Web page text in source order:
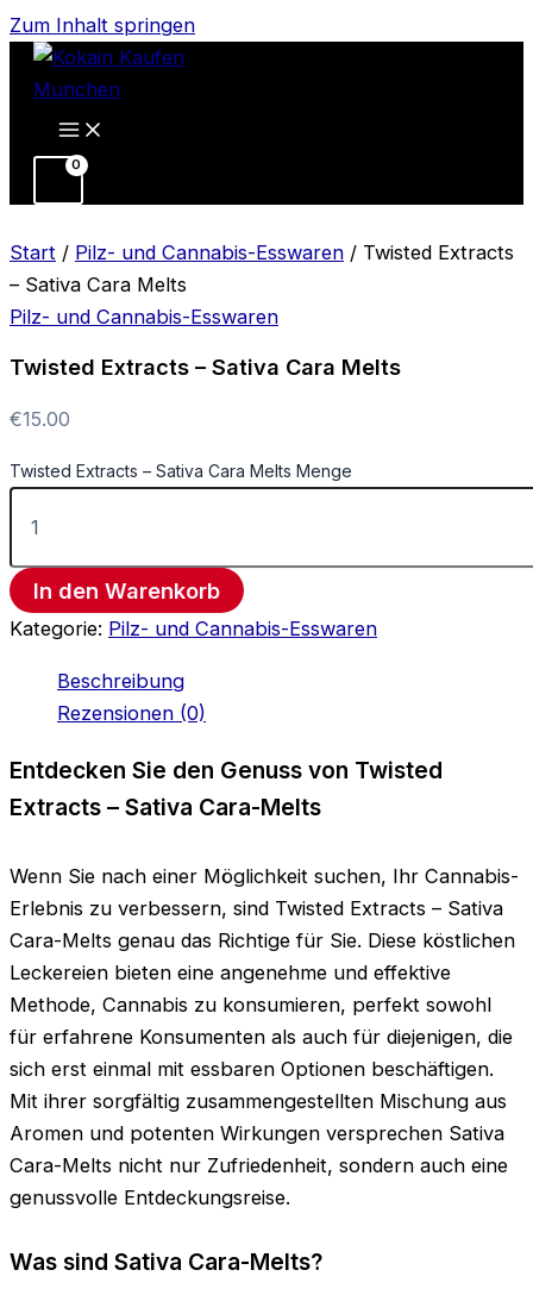
Zum Inhalt springen
Start / Pilz- und Cannabis-Esswaren / Twisted Extracts
– Sativa Cara Melts
Pilz- und Cannabis-Esswaren
Twisted Extracts – Sativa Cara Melts
€15.00
Twisted Extracts – Sativa Cara Melts Menge
In den Warenkorb
Kategorie: Pilz- und Cannabis-Esswaren
Beschreibung
Rezensionen (0)
Entdecken Sie den Genuss von Twisted
Extracts – Sativa Cara-Melts
Wenn Sie nach einer Möglichkeit suchen, Ihr Cannabis-
Erlebnis zu verbessern, sind Twisted Extracts – Sativa
Cara-Melts genau das Richtige für Sie. Diese köstlichen
Leckereien bieten eine angenehme und effektive
Methode, Cannabis zu konsumieren, perfekt sowohl
für erfahrene Konsumenten als auch für diejenigen, die
sich erst einmal mit essbaren Optionen beschäftigen.
Mit ihrer sorgfältig zusammengestellten Mischung aus
Aromen und potenten Wirkungen versprechen Sativa
Cara-Melts nicht nur Zufriedenheit, sondern auch eine
genussvolle Entdeckungsreise.
Was sind Sativa Cara-Melts?